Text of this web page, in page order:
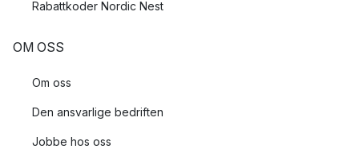
Rabattkoder Nordic Nest
OM OSS
Om oss
Den ansvarlige bedriften
Jobbe hos oss